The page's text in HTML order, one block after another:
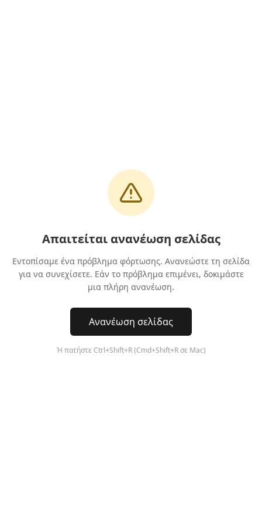
Απαιτείται ανανέωση σελίδας
Εντοπίσαμε ένα πρόβλημα φόρτωσης. Ανανεώστε τη σελίδα
για να συνεχίσετε. Εάν το πρόβλημα επιμένει, δοκιμάστε
μια πλήρη ανανέωση.
Ανανέωση σελίδας
Ή πατήστε Ctrl+Shift+R (Cmd+Shift+R σε Mac)